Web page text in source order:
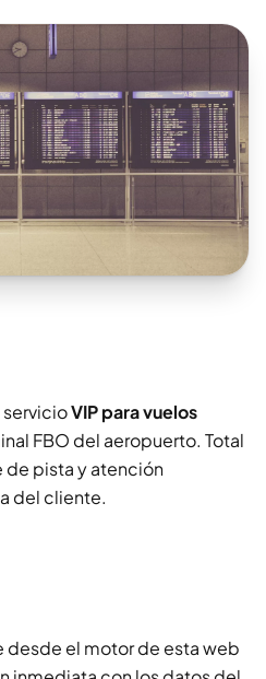
VIP para vuelos
FBO del aeropuerto. Total
de pista y atención
del cliente.
desde el motor de esta web